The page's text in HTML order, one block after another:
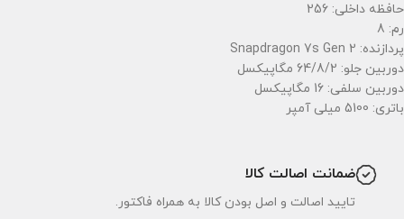
حافظه داخلی: 256
رم: 8
پردازنده: Snapdragon 7s Gen 2
دوربین جلو: 64/8/2 مگاپیکسل
دوربین سلفی: 16 مگاپیکسل
باتری: 5100 میلی آمپر
ضمانت اصالت کالا
تایید اصالت و اصل بودن کالا به همراه فاکتور.